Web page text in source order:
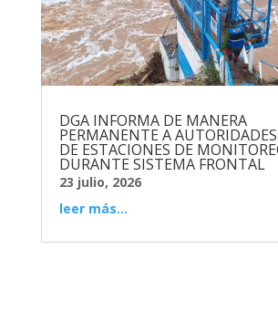
DGA INFORMA DE MANERA
PERMANENTE A
DE ESTACIONES DE
DURANTE SISTEMA FRONTAL
23 julio, 2026
leer más...